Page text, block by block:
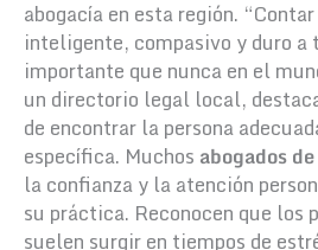
abogacía en esta región.
inteligente, compasivo y duro a
importante que nunca en el
un directorio legal local,
de encontrar la persona
específica. Muchos abogados
la confianza y la atención
su práctica. Reconocen que los
suelen surgir en tiempos de